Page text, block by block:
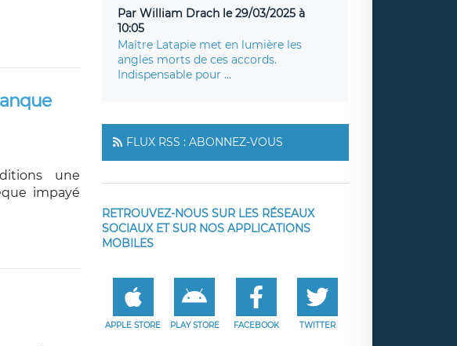
une
impayé
Par William Drach le 29/03/2025 à
10:05
Maître Latapie met en lumière les
angles morts de ces accords.
Indispensable pour ...
FLUX RSS : ABONNEZ-VOUS
RETROUVEZ-NOUS SUR LES RÉSEAUX
SOCIAUX ET SUR NOS APPLICATIONS
MOBILES
APPLE STORE PLAY STORE FACEBOOK TWITTER